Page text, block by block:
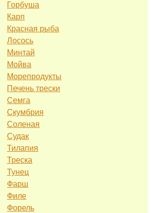
Горбуша
Карп
Красная рыба
Лосось
Минтай
Мойва
Морепродукты
Печень трески
Семга
Скумбрия
Соленая
Судак
Тилапия
Треска
Тунец
Фарш
Филе
Форель